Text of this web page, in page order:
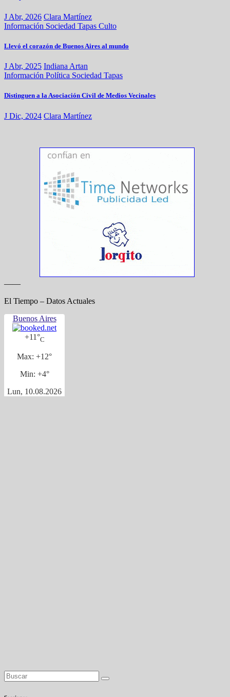
J Abr, 2026 Clara Martínez
Información Sociedad Tapas Culto
Llevó el corazón de Buenos Aires al mundo
J Abr, 2025 Indiana Artan
Información Política Sociedad Tapas
Distinguen a la Asociación Civil de Medios Vecinales
J Dic, 2024 Clara Martínez
——
El Tiempo – Datos Actuales
Buenos Aires
+11°C
Max: +12°
Min: +4°
Lun, 10.08.2026